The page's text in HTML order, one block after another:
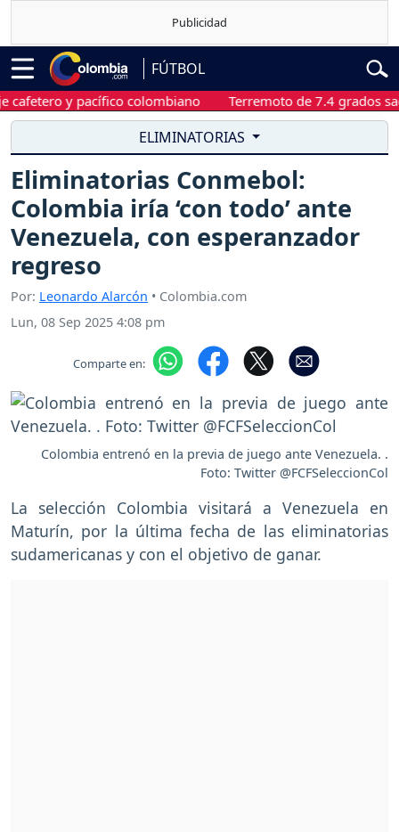
FÚTBOL
y pacífico colombiano Terremoto de 7.4 grados
ELIMINATORIAS
Eliminatorias Conmebol:
Colombia iría ‘con todo’ ante
Venezuela, con esperanzador
regreso
Por: Leonardo Alarcón • Colombia.com
Lun, 08 Sep 2025 4:08 pm
Comparte en:
Colombia entrenó en la previa de juego ante Venezuela. .
Foto: Twitter @FCFSeleccionCol
La selección Colombia visitará a Venezuela en
Maturín, por la última fecha de las eliminatorias
sudamericanas y con el objetivo de ganar.